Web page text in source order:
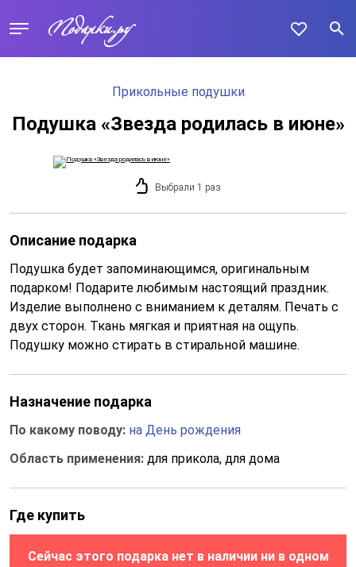
Прикольные подушки
Подушка «Звезда родилась в июне»
Выбрали 1 раз
Описание подарка
Подушка будет запоминающимся, оригинальным
подарком! Подарите любимым настоящий праздник.
Изделие выполнено с вниманием к деталям. Печать с
двух сторон. Ткань мягкая и приятная на ощупь.
Подушку можно стирать в стиральной машине.
Назначение подарка
По какому поводу: на День рождения
Область применения: для прикола, для дома
Где купить
Сейчас этого подарка нет в наличии ни в одном